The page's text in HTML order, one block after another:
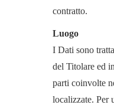
contratto.
Luogo
I Dati sono
del Titolare ed
parti coinvolte
localizzate. Per